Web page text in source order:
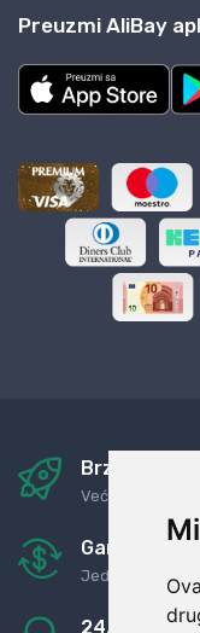
Preuzmi AliBay
Brza i
Već za nekoliko
Garancija u
Jednostavno
24/7